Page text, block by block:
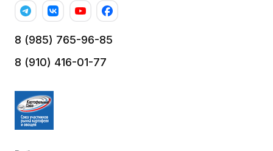
8 (985) 765-96-85
8 (910) 416-01-77